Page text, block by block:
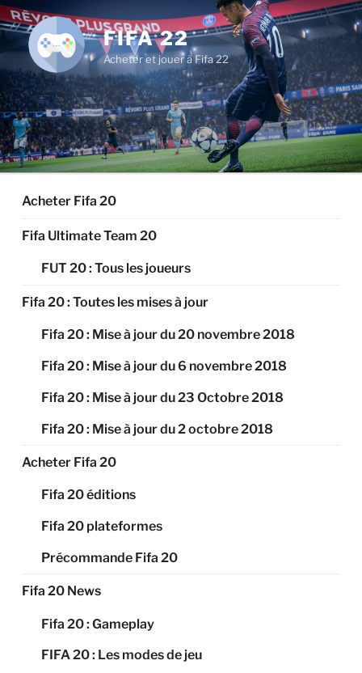
Aller
au
contenu
principal
FIFA 22
Acheter et jouer à Fifa 22
Acheter Fifa 20
Fifa Ultimate Team 20
FUT 20 : Tous les joueurs
Fifa 20 : Toutes les mises à jour
Fifa 20 : Mise à jour du 20 novembre 2018
Fifa 20 : Mise à jour du 6 novembre 2018
Fifa 20 : Mise à jour du 23 Octobre 2018
Fifa 20 : Mise à jour du 2 octobre 2018
Acheter Fifa 20
Fifa 20 éditions
Fifa 20 plateformes
Précommande Fifa 20
Fifa 20 News
Fifa 20 : Gameplay
FIFA 20 : Les modes de jeu